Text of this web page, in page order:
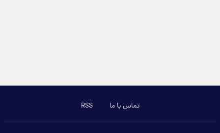
تماس با ما RSS